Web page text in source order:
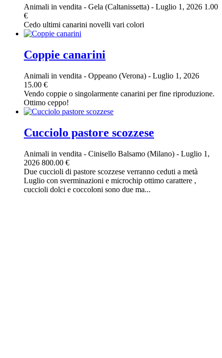
Animali in vendita - Gela (Caltanissetta) - Luglio 1, 2026 1.00
€
Cedo ultimi canarini novelli vari colori
Coppie canarini
Animali in vendita - Oppeano (Verona) - Luglio 1, 2026
15.00 €
Vendo coppie o singolarmente canarini per fine riproduzione.
Ottimo ceppo!
Cucciolo pastore scozzese
Animali in vendita - Cinisello Balsamo (Milano) - Luglio 1,
2026 800.00 €
Due cuccioli di pastore scozzese verranno ceduti a metà
Luglio con sverminazioni e microchip ottimo carattere ,
cuccioli dolci e coccoloni sono due ma...